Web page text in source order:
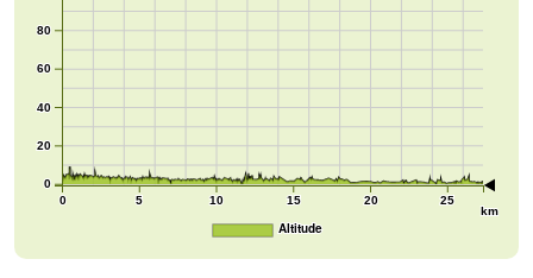
0 5 10 15 20 25
km
0
20
40
60
80
Altitude